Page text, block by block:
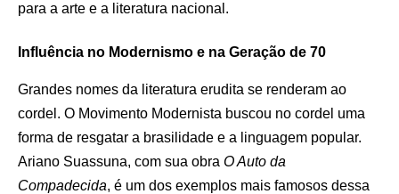
para a arte e a literatura nacional.
Influência no Modernismo e na Geração de 70
Grandes nomes da literatura erudita se renderam ao
cordel. O Movimento Modernista buscou no cordel uma
forma de resgatar a brasilidade e a linguagem popular.
Ariano Suassuna, com sua obra O Auto da
Compadecida, é um dos exemplos mais famosos dessa